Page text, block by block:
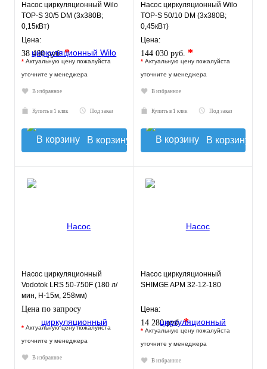
Насос циркуляционный Wilo
TOP-S 30/5 DM (3х380В;
0,15кВт)
Цена:
38 460 руб.*
* Актуальную цену пожалуйста
уточните у менеджера
В избранное
Купить в 1 клик Под заказ
В корзину
Насос циркуляционный Wilo
TOP-S 50/10 DM (3х380В;
0,45кВт)
Цена:
144 030 руб. *
* Актуальную цену пожалуйста
уточните у менеджера
В избранное
Купить в 1 клик Под заказ
В корзину
Насос циркуляционный
Vodotok LRS 50-750F (180 л/
мин, Н-15м, 258мм)
Цена по запросу
* Актуальную цену пожалуйста
уточните у менеджера
В избранное
Насос циркуляционный
SHIMGE APM 32-12-180
Цена:
14 280 руб.*
* Актуальную цену пожалуйста
уточните у менеджера
В избранное